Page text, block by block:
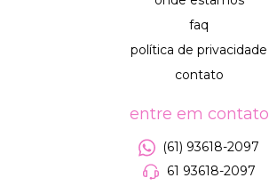
faq
política de privacidade
contato
entre em contato
(61) 93618-2097
61 93618-2097